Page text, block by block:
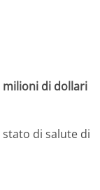
milioni di dollari
stato di salute di